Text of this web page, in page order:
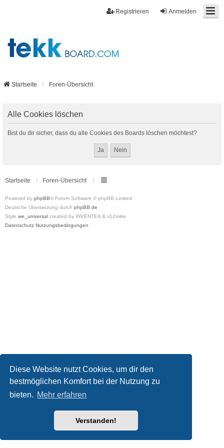
Diese Website nutzt Cookies, um dir den
bestmöglichen Komfort bei der Nutzung zu
bieten. Mehr erfahren
Verstanden!
Anmelden
Registrieren
Startseite Foren-Übersicht
Alle Cookies löschen
Bist du dir sicher, dass du alle Cookies des Boards löschen möchtest?
Startseite Foren-Übersicht
Powered by phpBB® Forum Software © phpBB Limited
Deutsche Übersetzung durch phpBB.de
Style we_universal created by INVENTEA & v12mike
Datenschutz Nutzungsbedingungen